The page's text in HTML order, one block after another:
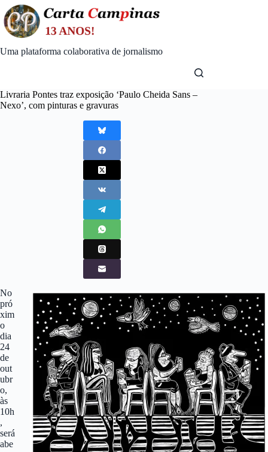
Skip
to
content
Uma plataforma colaborativa de jornalismo
Livraria Pontes traz exposição ‘Paulo Cheida Sans –
Nexo’, com pinturas e gravuras
No
pró
xim
o
dia
24
de
out
ubr
o,
às
10h
,
será
abe